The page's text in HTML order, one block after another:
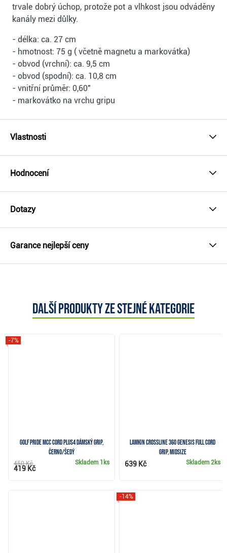
trvale dobrý úchop, protože pot a vlhkost jsou odváděny
kanály mezi důlky.
- délka: ca. 27 cm
- hmotnost: 75 g ( včetně magnetu a markovátka)
- obvod (vrchní): ca. 9,5 cm
- obvod (spodní): ca. 10,8 cm
- vnitřní průměr: 0,60"
- markovátko na vrchu gripu
Vlastnosti
Hodnocení
Dotazy
Garance nejlepší ceny
Další produkty ze stejné kategorie
Golf Pride MCC Cord Plus4 dámský grip,
černo/šedý
-7%
Skladem 1ks
450 Kč
419 Kč
Lamkin Crossline 360 Genesis Full Cord
grip, Midsize
Skladem2ks
639 Kč
-14%